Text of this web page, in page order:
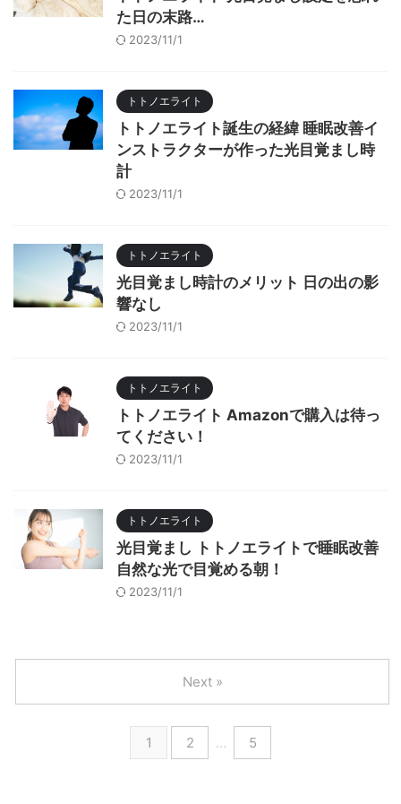
た日の末路…
2023/11/1
トトノエライト
トトノエライト誕生の経緯 睡眠改善イ
ンストラクターが作った光目覚まし時
計
2023/11/1
トトノエライト
光目覚まし時計のメリット 日の出の影
響なし
2023/11/1
トトノエライト
トトノエライト Amazonで購入は待っ
てください！
2023/11/1
トトノエライト
光目覚まし トトノエライトで睡眠改善
自然な光で目覚める朝！
2023/11/1
1 2 … 5
Next »